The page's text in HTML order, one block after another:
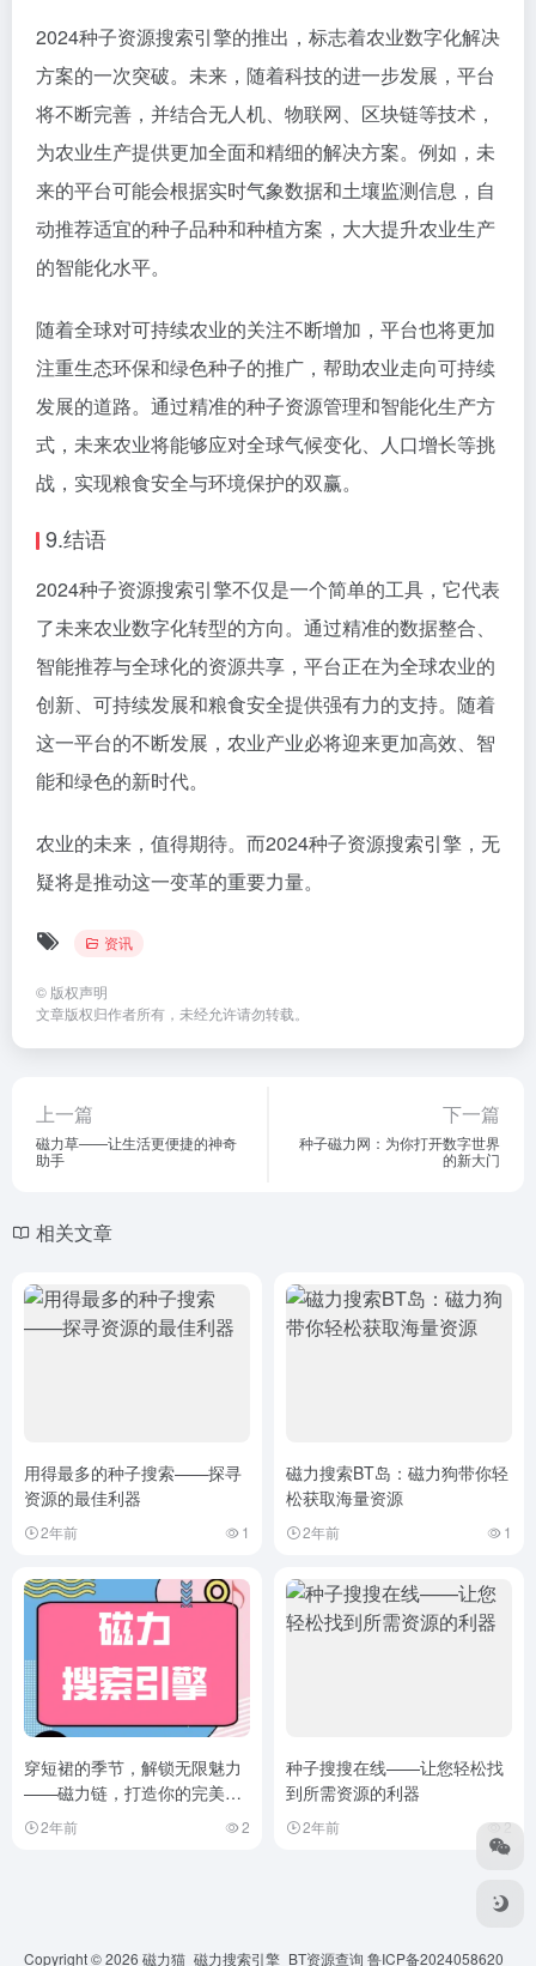
2024种子资源搜索引擎的推出，标志着农业数字化解决
方案的一次突破。未来，随着科技的进一步发展，平台
将不断完善，并结合无人机、物联网、区块链等技术，
为农业生产提供更加全面和精细的解决方案。例如，未
来的平台可能会根据实时气象数据和土壤监测信息，自
动推荐适宜的种子品种和种植方案，大大提升农业生产
的智能化水平。
随着全球对可持续农业的关注不断增加，平台也将更加
注重生态环保和绿色种子的推广，帮助农业走向可持续
发展的道路。通过精准的种子资源管理和智能化生产方
式，未来农业将能够应对全球气候变化、人口增长等挑
战，实现粮食安全与环境保护的双赢。
9.结语
2024种子资源搜索引擎不仅是一个简单的工具，它代表
了未来农业数字化转型的方向。通过精准的数据整合、
智能推荐与全球化的资源共享，平台正在为全球农业的
创新、可持续发展和粮食安全提供强有力的支持。随着
这一平台的不断发展，农业产业必将迎来更加高效、智
能和绿色的新时代。
农业的未来，值得期待。而2024种子资源搜索引擎，无
疑将是推动这一变革的重要力量。
资讯
© 版权声明
文章版权归作者所有，未经允许请勿转载。
上一篇
磁力草——让生活更便捷的神奇
助手
下一篇
种子磁力网：为你打开数字世界
的新大门
相关文章
用得最多的种子搜索——探寻
资源的最佳利器
2年前 1
磁力搜索BT岛：磁力狗带你轻
松获取海量资源
2年前 1
穿短裙的季节，解锁无限魅力
——磁力链，打造你的完美搭
配2年前 2
种子搜搜在线——让您轻松找
到所需资源的利器
2年前 2
Copyright © 2026 磁力猫_磁力搜索引擎_BT资源查询 鲁ICP备2024058620